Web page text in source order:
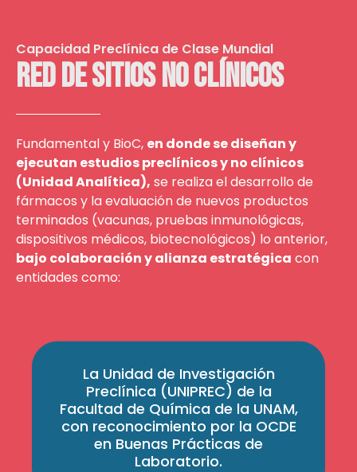
Capacidad Preclínica de Clase Mundial
Red de Sitios no clínicos
Fundamental y BioC, en donde se diseñan y
ejecutan estudios preclínicos y no clínicos
(Unidad Analítica), se realiza el desarrollo de
fármacos y la evaluación de nuevos productos
terminados (vacunas, pruebas inmunológicas,
dispositivos médicos, biotecnológicos) lo anterior,
bajo colaboración y alianza estratégica con
entidades como:
La Unidad de Investigación
Preclínica (UNIPREC) de la
Facultad de Química de la UNAM,
con reconocimiento por la OCDE
en Buenas Prácticas de
Laboratorio.